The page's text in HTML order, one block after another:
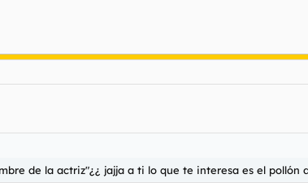
de la actriz"¿¿ jajja a ti lo que te interesa es el pollón